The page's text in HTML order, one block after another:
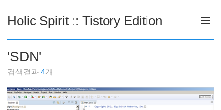
Holic Spirit :: Tistory Edition
'SDN'
검색결과 4개